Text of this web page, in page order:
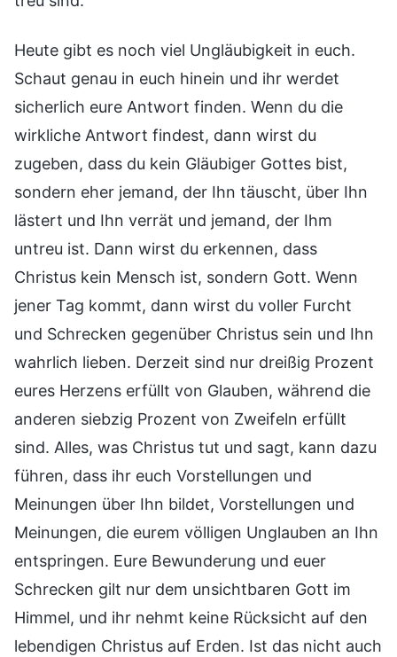
Heute gibt es noch viel Ungläubigkeit in euch.
Schaut genau in euch hinein und ihr werdet
sicherlich eure Antwort finden. Wenn du die
wirkliche Antwort findest, dann wirst du
zugeben, dass du kein Gläubiger Gottes bist,
sondern eher jemand, der Ihn täuscht, über Ihn
lästert und Ihn verrät und jemand, der Ihm
untreu ist. Dann wirst du erkennen, dass
Christus kein Mensch ist, sondern Gott. Wenn
jener Tag kommt, dann wirst du voller Furcht
und Schrecken gegenüber Christus sein und Ihn
wahrlich lieben. Derzeit sind nur dreißig Prozent
eures Herzens erfüllt von Glauben, während die
anderen siebzig Prozent von Zweifeln erfüllt
sind. Alles, was Christus tut und sagt, kann dazu
führen, dass ihr euch Vorstellungen und
Meinungen über Ihn bildet, Vorstellungen und
Meinungen, die eurem völligen Unglauben an Ihn
entspringen. Eure Bewunderung und euer
Schrecken gilt nur dem unsichtbaren Gott im
Himmel, und ihr nehmt keine Rücksicht auf den
lebendigen Christus auf Erden. Ist das nicht auch